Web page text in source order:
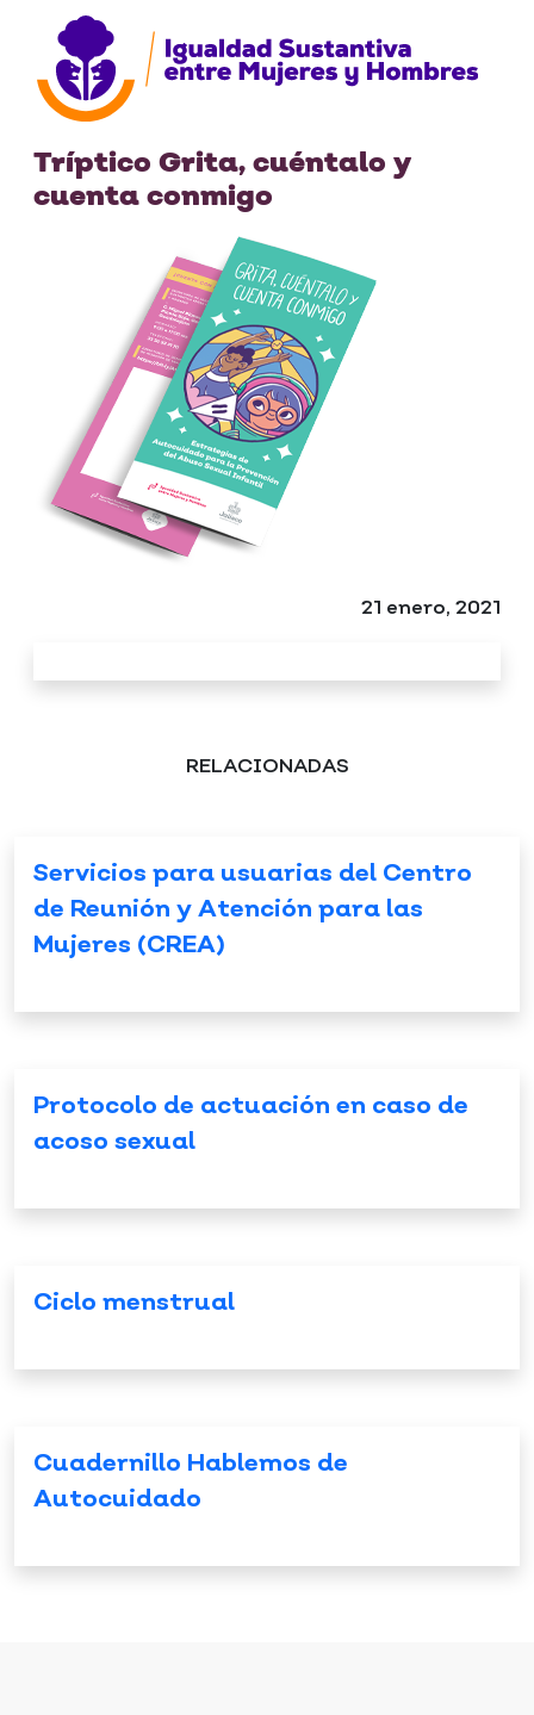
Tríptico Grita, cuéntalo y
cuenta conmigo
21 enero, 2021
RELACIONADAS
Servicios para usuarias del Centro
de Reunión y Atención para las
Mujeres (CREA)
Protocolo de actuación en caso de
acoso sexual
Ciclo menstrual
Cuadernillo Hablemos de
Autocuidado